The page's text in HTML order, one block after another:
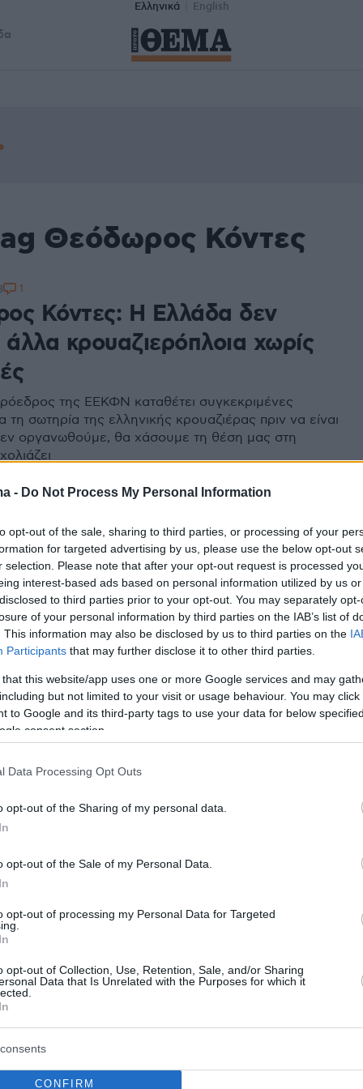
- Do Not Process My Personal Information
opt-out of the sale, sharing to third parties, or processing of your
for targeted advertising by us, please use the below opt-out
selection. Please note that after your opt-out request is processed
interest-based ads based on personal information utilized by us
to third parties prior to your opt-out. You may separately
of your personal information by third parties on the IAB’s list of
This information may also be disclosed by us to third parties on the
Participants that may further disclose it to other third parties.
that this website/app uses one or more Google services and may
but not limited to your visit or usage behaviour. You may
to Google and its third-party tags to use your data for below
consent section.
Data Processing Opt Outs
opt-out of the Sharing of my personal data.
opt-out of the Sale of my Personal Data.
opt-out of processing my Personal Data for Targeted
opt-out of Collection, Use, Retention, Sale, and/or Sharing
Data that Is Unrelated with the Purposes for which it
CONFIRM
Ελληνικά English
Θεόδωρος Κόντες
Κόντες: Η Ελλάδα δεν
άλλα κρουαζιερόπλοια χωρίς
της ΕΕΚΦΝ καταθέτει συγκεκριμένες
τη σωτηρία της ελληνικής κρουαζιέρας πριν να είναι
οργανωθούμε, θα χάσουμε τη θέση μας στη
1
Κόντες: Εξαιρετικές οι
για την κρουαζιέρα
εκατομμύρια επιβάτες αναμένονται φέτος στην
παράγοντες της αγοράς να εκτιμούν ότι οι
Σαντορίνη δεν θα επηρεάσουν τη συνολική εικόνα
Κόντες: H κρουαζιέρα θα
τα 35 εκατ. επιβάτες το
τον κλάδο η ανάπτυξη του οποίου ακολουθεί
συνεισφέροντας, το 2023, στην παγκόσμια
2